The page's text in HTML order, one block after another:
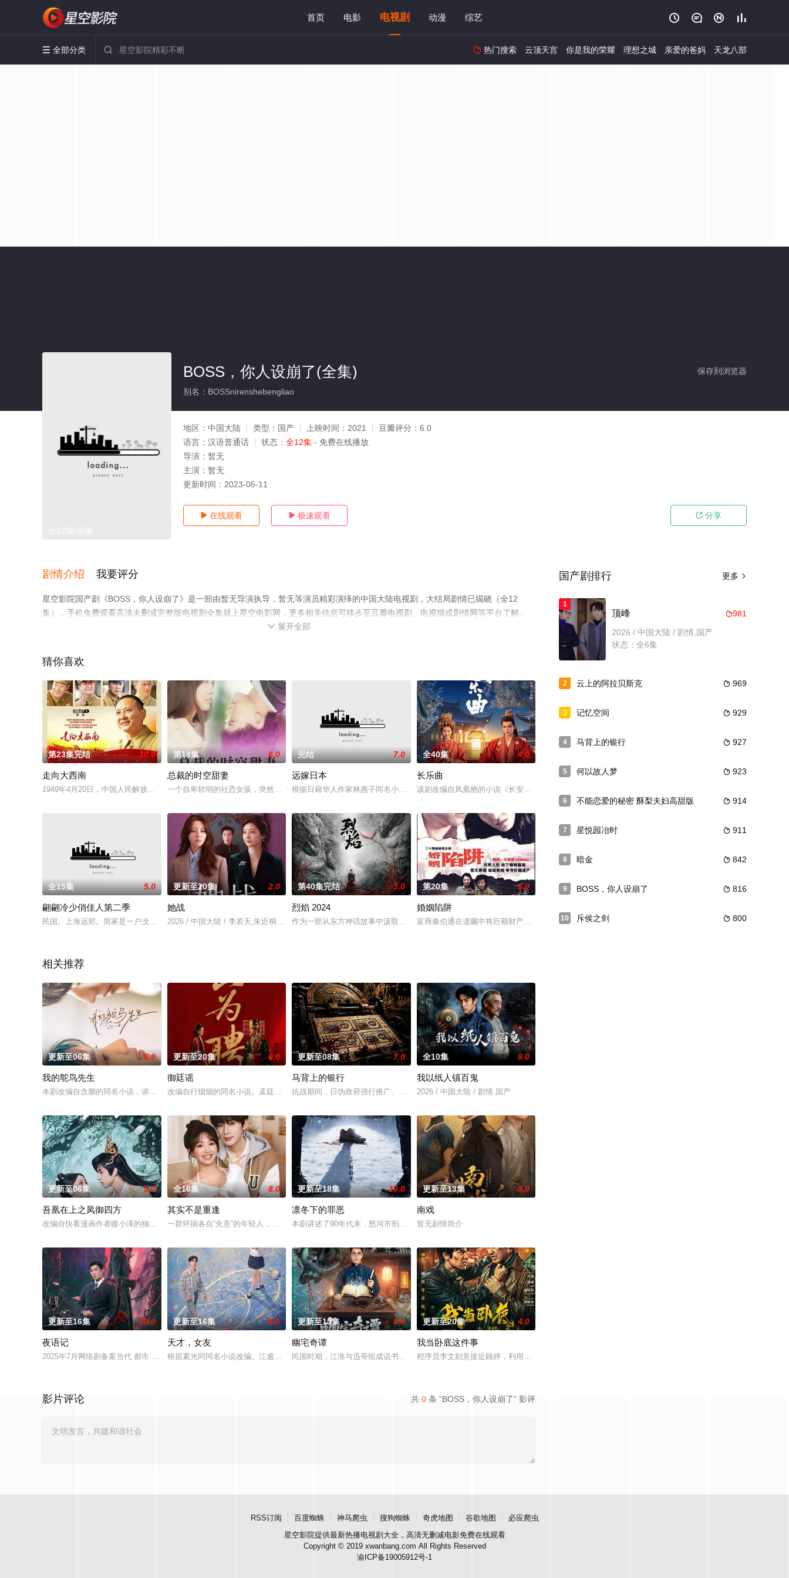
首页 电影 电视剧 动漫 综艺    
 全部分类   热门搜索 云顶天宫 你是我的荣耀 理想之城 亲爱的爸妈 天龙八部
保存到浏览器
BOSS，你人设崩了(全集)
别名：BOSSnirenshebengliao
地区： 中国大陆 类型： 国产 上映时间： 2021 豆瓣评分： 6.0
语言： 汉语普通话 状态： 全12集 - 免费在线播放
导演： 暂无
主演： 暂无
更新时间： 2023-05-11
 在线观看  极速观看  分享
剧情介绍 我要评分
星空影院国产剧《BOSS，你人设崩了》是一部由暂无导演执导，暂无等演员精彩演绎的中国大陆电视剧，大结局剧情已揭晓（全12
集），手机免费观看高清未删减完整版电视剧全集就上星空电影网，更多相关信息可移步至豆瓣电视剧、电视猫或剧情网等平台了解。
 展开全部
猜你喜欢
第23集完结 10.0
走向大西南
1949年4月20日，中国人民解放军百万雄师发起渡江作战。国民党军苦心经营的长江防线土崩瓦解，但仍在西南负隅顽抗。在对西南地区展开战略进攻的同时，为我党培
第18集 6.0
总裁的时空甜妻
一个自卑软弱的社恐女孩，突然来到了一个既陌生又熟悉的平行世界，遇到了她曾经最爱的人，从而改变了自己。
完结 7.0
远嫁日本
根据日籍华人作家林惠子同名小说改编。描写三个女人的跨国情感故事，远嫁日本的三位中国新娘在异国他乡都面临着意想不到的困境和艰辛，真
全40集 4.0
长乐曲
该剧改编自凤凰栖的小说《长安铜雀鸣》。
全15集 5.0
翩翩冷少俏佳人第二季
民国。上海远郊。简家是一户没落乡绅人家，四个如花似玉、性格各异的女儿都待字闺中，简太太最大的心愿就是把她们嫁到富贵人家去，富家子丁子辉、宋文熙到来，一场讨
更新至20集 2.0
她战
2026 / 中国大陆 / 李若天,朱近桐,钱冬旎,黄逍
第40集完结 3.0
烈焰 2024
作为一部从东方神话故事中汲取灵感，以中华传统文化引领精神脉络的古装玄幻剧，故事讲述王子武庚拥有神族和人族的双重血脉，天资不凡，桀
第20集 6.0
婚姻陷阱
富商秦伯通在遗嘱中将巨额财产留给了次女诗琳（苗圃饰），这深深刺激了长女诗琦（李煜饰）和未婚男友
相关推荐
更新至06集 6.0
我的鸵鸟先生
本剧改编自含胭的同名小说，讲述了邻家女孩庞倩（苏晓彤 饰）与童年时因一场意外落下身体残缺的少年顾铭夕（何洛洛 饰）的成长印记与深深联结。两人在命运波折中相
更新至20集 6.0
御廷谣
改编自行烟烟的同名小说。孟廷辉，大平王朝有史以来个以女子进士科三元及第入翰林院的奇女子。十年前的她被他从死人堆里救出来，蓬头垢面口齿不清。十年后的她才学满
更新至08集 7.0
马背上的银行
抗战期间，日伪政府强行推广、使用由“中国准备银行”发行的伪钞货币。根据党中央指示，高景波、徐邵梁、孙希光和黄鹰等人开始筹备建立冀南银
全10集 8.0
我以纸人镇百鬼
2026 / 中国大陆 / 剧情,国产
更新至06集 5.0
吾凰在上之凤御四方
改编自快看漫画作者嗷小泽的独家连载漫画《吾凰在上》。现代少女奚圆（姜贞羽 饰）因意外踏入玄机界，继而卷入虎云国内乱的漩涡，身陷重重危机，而在一次次险象环生
全16集 8.0
其实不是重逢
一群怀揣各自“失意”的年轻人，在沿海小城南安相遇相知，他们决心各展所长创办旅行社。他们以当地的特色人文与美食为引，用真诚与创意打动游客。尽管在创业路上笑料
更新至18集 10.0
凛冬下的罪恶
本剧讲述了90年代末，怒河市刑侦支队在无普及监控、无DNA鉴定技术的支持下，通过摸排、勘查等传统刑侦手段，接连破获数起重案要案的艰难
更新至13集 8.0
南戏
暂无剧情简介
更新至16集 10.0
夜语记
2025年7月网络剧备案当代 都市 海南越酷文化传媒有限公司
更新至16集 6.0
天才，女友
根据素光同同名小说改编。江逾白长大以后，林知夏忽然对他说：“江逾白，我喜欢你，哲学和生物学意义上的喜欢。”那个夜晚，他脸颊微热，还听见自己加速的心跳声……
更新至15集 8.0
幽宅奇谭
民国时期，江淮与迅哥组成说书班子，偶遇“白天人住屋，晚上鬼占房”的阴阳宅，江淮被掳走配“阴婚”。他与女探长穆英搭档，侦破阎王娶亲、五鬼
更新至20集 4.0
我当卧底这件事
程序员李文刻意接近顾婷，利用顾炎女儿奴的属性，请求老炮儿顾炎带自己用程序员身份卧底电诈集团以求
共 0 条 “BOSS，你人设崩了” 影评
影片评论
更多 
国产剧排行
1
981
顶峰
2026 / 中国大陆 / 剧情,国产
状态：全6集
2  969
云上的阿拉贝斯克
3  929
记忆空间
4  927
马背上的银行
5  923
何以故人梦
6  914
不能恋爱的秘密 酥梨夫妇高甜版
7  911
星悦园冶时
8  842
暗金
9  816
BOSS，你人设崩了
10  800
斥侯之剑
RSS订阅 百度蜘蛛 神马爬虫 搜狗蜘蛛 奇虎地图 谷歌地图
必应爬虫
星空影院提供最新热播电视剧大全，高清无删减电影免费在线观看
Copyright © 2019 xwanbang.com All Rights Reserved
渝ICP备19005912号-1